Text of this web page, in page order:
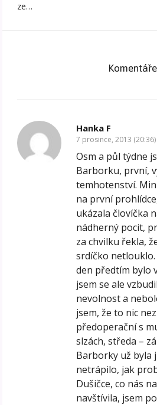
ze…
Komentáře
Hanka F
7 prosince, 2013 (20:36)
Osm a půl týdne
Barborku, první,
temhotenství.
na první
ukázala človíčka
nádherný pocit,
za chvilku řekla,
srdíčko
den předtím bylo
jsem se ale
nevolnost a
jsem, že to nic
předoperační s
slzách, středa –
Barborky už byla
netrápilo, jak
Dušičce, co nás
navštívila, jsem